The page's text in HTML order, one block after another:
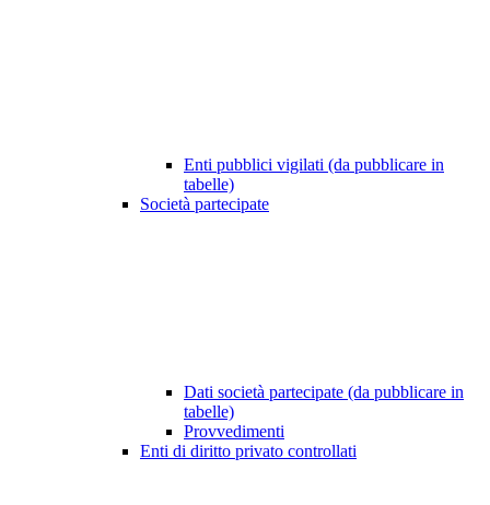
Enti pubblici vigilati (da pubblicare in
tabelle)
Società partecipate
Dati società partecipate (da pubblicare in
tabelle)
Provvedimenti
Enti di diritto privato controllati